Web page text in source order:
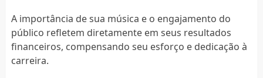
A importância de sua música e o engajamento do
público refletem diretamente em seus resultados
financeiros, compensando seu esforço e dedicação à
carreira.